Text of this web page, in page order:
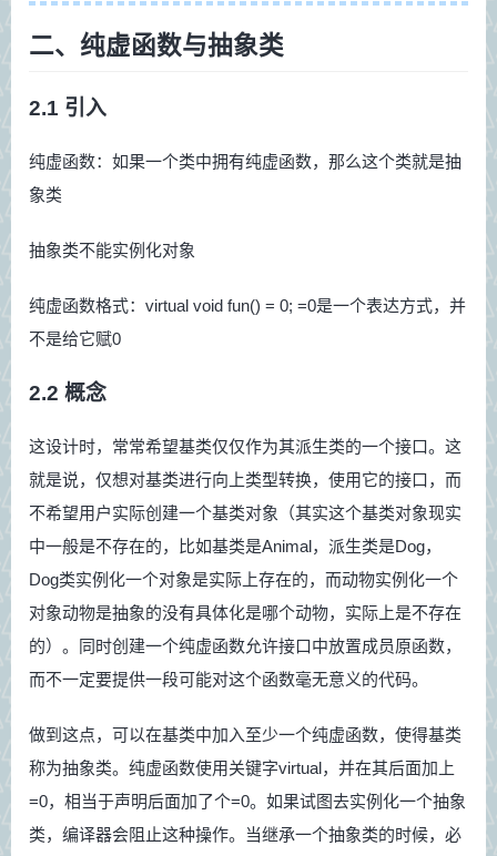
二、纯虚函数与抽象类
2.1 引入
纯虚函数：如果一个类中拥有纯虚函数，那么这个类就是抽
象类
抽象类不能实例化对象
纯虚函数格式：virtual void fun() = 0; =0是一个表达方式，并
不是给它赋0
2.2 概念
这设计时，常常希望基类仅仅作为其派生类的一个接口。这
就是说，仅想对基类进行向上类型转换，使用它的接口，而
不希望用户实际创建一个基类对象（其实这个基类对象现实
中一般是不存在的，比如基类是Animal，派生类是Dog，
Dog类实例化一个对象是实际上存在的，而动物实例化一个
对象动物是抽象的没有具体化是哪个动物，实际上是不存在
的）。同时创建一个纯虚函数允许接口中放置成员原函数，
而不一定要提供一段可能对这个函数毫无意义的代码。
做到这点，可以在基类中加入至少一个纯虚函数，使得基类
称为抽象类。纯虚函数使用关键字virtual，并在其后面加上
=0，相当于声明后面加了个=0。如果试图去实例化一个抽象
类，编译器会阻止这种操作。当继承一个抽象类的时候，必